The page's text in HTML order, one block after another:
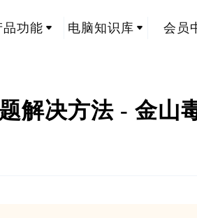
品功能 电脑知识库 会员
解决方法 - 金山